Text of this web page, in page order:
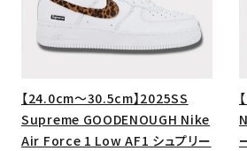
から探す コラボ
【24.0cm～30.5cm】2025SS
Supreme GOODENOUGH Nike
Air Force 1 Low AF1 シュプリー